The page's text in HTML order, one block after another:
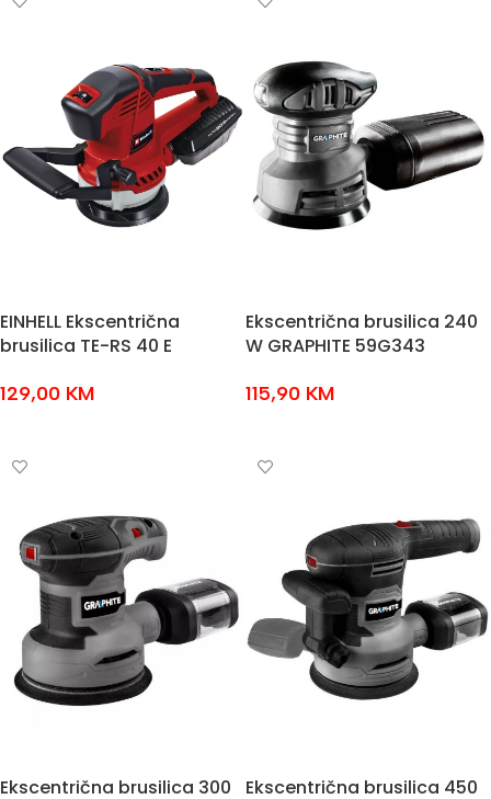
EINHELL Ekscentrična
brusilica TE-RS 40 E
129,00 KM
Ekscentrična brusilica 240
W GRAPHITE 59G343
115,90 KM
Ekscentrična brusilica 300
Ekscentrična brusilica 450